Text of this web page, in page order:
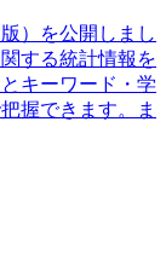
）を公開しまし
する統計情報を
キーワード・学
握できます。ま